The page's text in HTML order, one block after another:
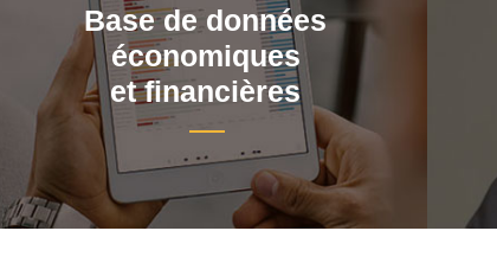
Base de données
économiques
et financières